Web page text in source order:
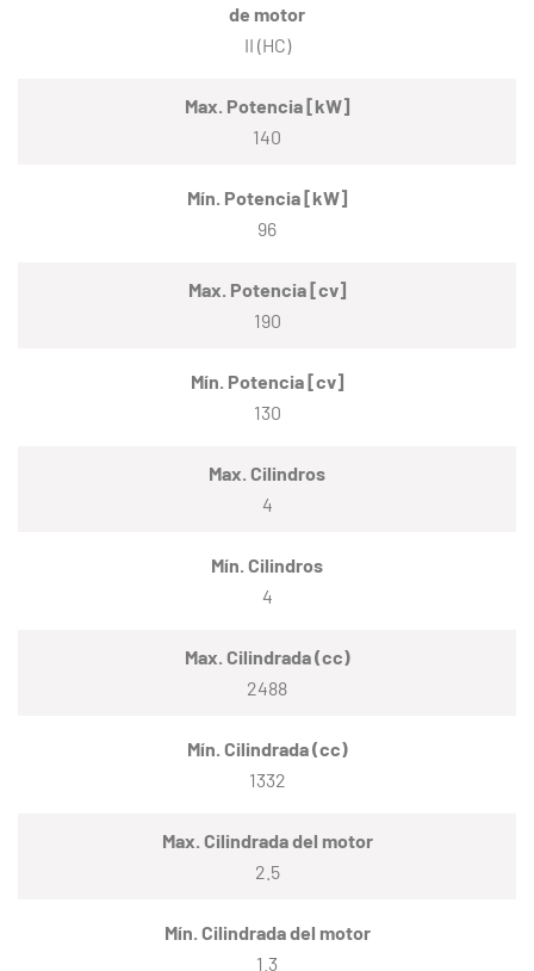
de motor
II (HC)
Max. Potencia [kW]
140
Mín. Potencia [kW]
96
Max. Potencia [cv]
190
Mín. Potencia [cv]
130
Max. Cilindros
4
Mín. Cilindros
4
Max. Cilindrada (cc)
2488
Mín. Cilindrada (cc)
1332
Max. Cilindrada del motor
2.5
Mín. Cilindrada del motor
1.3